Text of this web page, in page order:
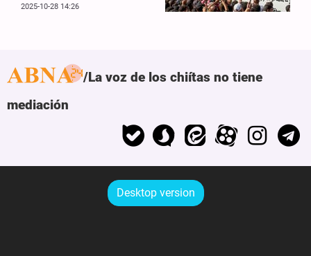
2025-10-28 14:26
La voz de los chiítas no tiene
mediación
Desktop version